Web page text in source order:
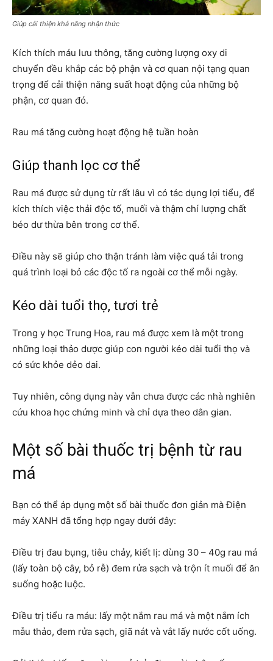
Giúp cải thiện khả năng nhận thức
Kích thích máu lưu thông, tăng cường lượng oxy di
chuyển đều khắp các bộ phận và cơ quan nội tạng quan
trọng để cải thiện năng suất hoạt động của những bộ
phận, cơ quan đó.
Rau má tăng cường hoạt động hệ tuần hoàn
Giúp thanh lọc cơ thể
Rau má được sử dụng từ rất lâu vì có tác dụng lợi tiểu, để
kích thích việc thải độc tố, muối và thậm chí lượng chất
béo dư thừa bên trong cơ thể.
Điều này sẽ giúp cho thận tránh làm việc quá tải trong
quá trình loại bỏ các độc tố ra ngoài cơ thể mỗi ngày.
Kéo dài tuổi thọ, tươi trẻ
Trong y học Trung Hoa, rau má được xem là một trong
những loại thảo dược giúp con người kéo dài tuổi thọ và
có sức khỏe dẻo dai.
Tuy nhiên, công dụng này vẫn chưa được các nhà nghiên
cứu khoa học chứng minh và chỉ dựa theo dân gian.
Một số bài thuốc trị bệnh từ rau
má
Bạn có thể áp dụng một số bài thuốc đơn giản mà Điện
máy XANH đã tổng hợp ngay dưới đây:
Điều trị đau bụng, tiêu chảy, kiết lị: dùng 30 – 40g rau má
(lấy toàn bộ cây, bỏ rễ) đem rửa sạch và trộn ít muối để ăn
suống hoặc luộc.
Điều trị tiểu ra máu: lấy một nắm rau má và một nắm ích
mẫu thảo, đem rửa sạch, giã nát và vắt lấy nước cốt uống.